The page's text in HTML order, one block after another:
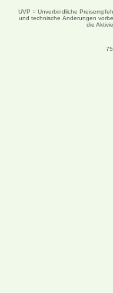
UVP = Unverbindliche
und technische Änderungen
die